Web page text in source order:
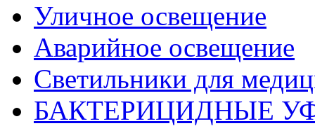
Уличное освещение
Аварийное освещение
Светильники для
БАКТЕРИЦИДНЫЕ